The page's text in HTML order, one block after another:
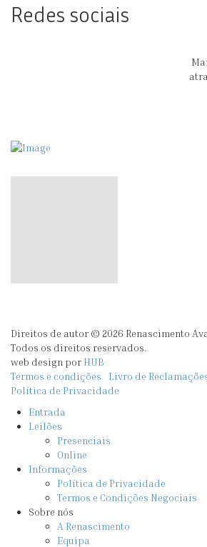
Redes sociais
Direitos de autor © 2026 Renascimento
Todos os direitos reservados.
web design por HUB
Termos e condições
Livro de
Política de Privacidade
Entrada
Leilões
Presenciais
Online
Informações
Política de Privacidade
Termos e Condições Negociais
Sobre nós
A Renascimento
Equipa